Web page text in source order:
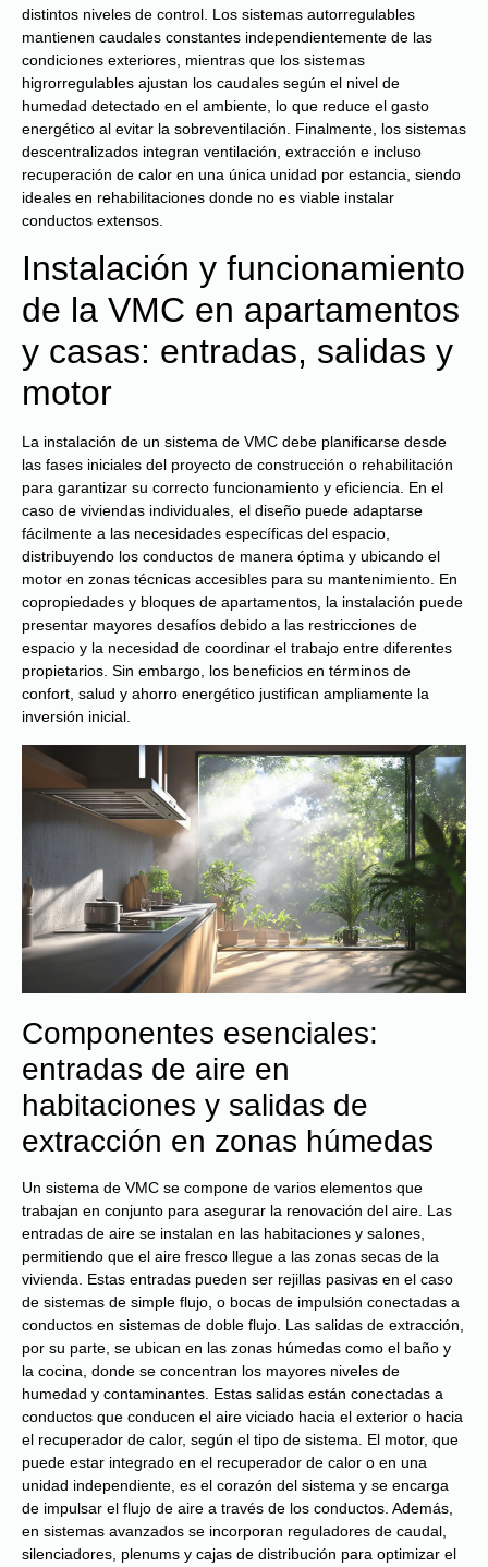
distintos niveles de control. Los sistemas autorregulables
mantienen caudales constantes independientemente de las
condiciones exteriores, mientras que los sistemas
higrorregulables ajustan los caudales según el nivel de
humedad detectado en el ambiente, lo que reduce el gasto
energético al evitar la sobreventilación. Finalmente, los sistemas
descentralizados integran ventilación, extracción e incluso
recuperación de calor en una única unidad por estancia, siendo
ideales en rehabilitaciones donde no es viable instalar
conductos extensos.
Instalación y funcionamiento
de la VMC en apartamentos
y casas: entradas, salidas y
motor
La instalación de un sistema de VMC debe planificarse desde
las fases iniciales del proyecto de construcción o rehabilitación
para garantizar su correcto funcionamiento y eficiencia. En el
caso de viviendas individuales, el diseño puede adaptarse
fácilmente a las necesidades específicas del espacio,
distribuyendo los conductos de manera óptima y ubicando el
motor en zonas técnicas accesibles para su mantenimiento. En
copropiedades y bloques de apartamentos, la instalación puede
presentar mayores desafíos debido a las restricciones de
espacio y la necesidad de coordinar el trabajo entre diferentes
propietarios. Sin embargo, los beneficios en términos de
confort, salud y ahorro energético justifican ampliamente la
inversión inicial.
Componentes esenciales:
entradas de aire en
habitaciones y salidas de
extracción en zonas húmedas
Un sistema de VMC se compone de varios elementos que
trabajan en conjunto para asegurar la renovación del aire. Las
entradas de aire se instalan en las habitaciones y salones,
permitiendo que el aire fresco llegue a las zonas secas de la
vivienda. Estas entradas pueden ser rejillas pasivas en el caso
de sistemas de simple flujo, o bocas de impulsión conectadas a
conductos en sistemas de doble flujo. Las salidas de extracción,
por su parte, se ubican en las zonas húmedas como el baño y
la cocina, donde se concentran los mayores niveles de
humedad y contaminantes. Estas salidas están conectadas a
conductos que conducen el aire viciado hacia el exterior o hacia
el recuperador de calor, según el tipo de sistema. El motor, que
puede estar integrado en el recuperador de calor o en una
unidad independiente, es el corazón del sistema y se encarga
de impulsar el flujo de aire a través de los conductos. Además,
en sistemas avanzados se incorporan reguladores de caudal,
silenciadores, plenums y cajas de distribución para optimizar el